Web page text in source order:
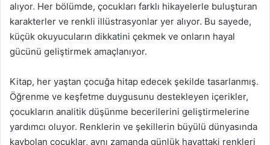
alıyor. Her bölümde, çocukları farklı hikayelerle buluşturan
karakterler ve renkli illüstrasyonlar yer alıyor. Bu sayede,
küçük okuyucuların dikkatini çekmek ve onların hayal
gücünü geliştirmek amaçlanıyor.
Kitap, her yaştan çocuğa hitap edecek şekilde tasarlanmış.
Öğrenme ve keşfetme duygusunu destekleyen içerikler,
çocukların analitik düşünme becerilerini geliştirmelerine
yardımcı oluyor. Renklerin ve şekillerin büyülü dünyasında
kaybolan çocuklar, aynı zamanda günlük hayattaki renkleri